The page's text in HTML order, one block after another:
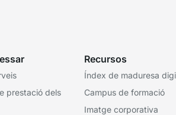
prestació dels
Recursos
Índex de maduresa
Campus de formació
Imatge corporativa